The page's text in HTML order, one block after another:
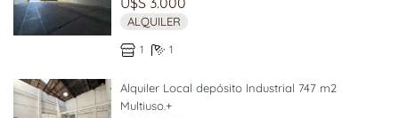
ALQUILER
1 1
Alquiler Local depósito Industrial 747 m2
Multiuso.+